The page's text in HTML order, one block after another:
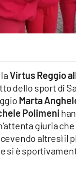
Virtus Reggio
dello sport di
Marta
Polimeni
giuria
altresì il
si è